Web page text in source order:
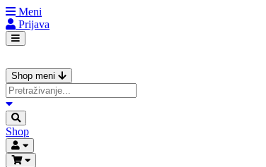
Meni
Prijava
Shop meni
Shop